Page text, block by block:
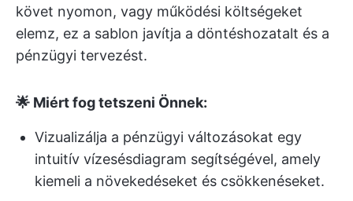
követ nyomon, vagy működési költségeket
elemz, ez a sablon javítja a döntéshozatalt és a
pénzügyi tervezést.
🌟 Miért fog tetszeni Önnek:
Vizualizálja a pénzügyi változásokat egy
intuitív vízesésdiagram segítségével, amely
kiemeli a növekedéseket és csökkenéseket.